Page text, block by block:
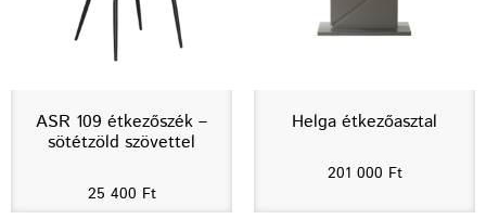
ASR 109 étkezőszék –
sötétzöld szövettel
25 400 Ft
Helga étkezőasztal
201 000 Ft